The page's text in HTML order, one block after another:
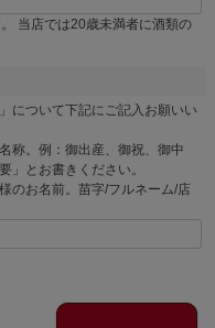
当店では20歳未満者に酒類の
について下記にご記入お願いい
称。例：御出産、御祝、御中
」とお書きください。
のお名前。苗字/フルネーム/店